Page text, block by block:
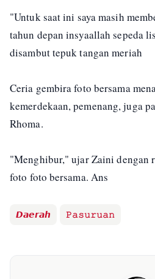
"Untuk saat ini saya masih
tahun depan insyaallah sepeda
disambut tepuk tangan meriah
Ceria gembira foto bersama
kemerdekaan, pemenang, juga
Rhoma.
"Menghibur," ujar Zaini dengan
foto foto bersama. Ans
𝘿𝙖𝙚𝙧𝙖𝙝 𝙿𝚊𝚜𝚞𝚛𝚞𝚊𝚗